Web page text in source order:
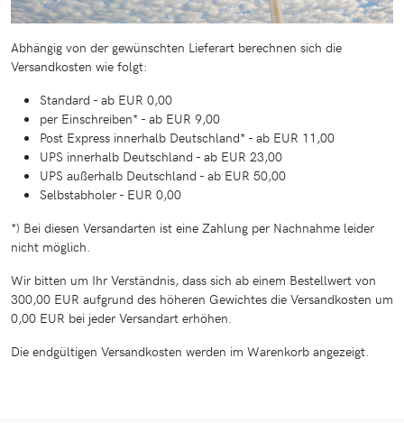
Abhängig von der gewünschten Lieferart berechnen sich die
Versandkosten wie folgt:
Standard - ab EUR 0,00
per Einschreiben* - ab EUR 9,00
Post Express innerhalb Deutschland* - ab EUR 11,00
UPS innerhalb Deutschland - ab EUR 23,00
UPS außerhalb Deutschland - ab EUR 50,00
Selbstabholer - EUR 0,00
*) Bei diesen Versandarten ist eine Zahlung per Nachnahme leider
nicht möglich.
Wir bitten um Ihr Verständnis, dass sich ab einem Bestellwert von
300,00 EUR aufgrund des höheren Gewichtes die Versandkosten um
0,00 EUR bei jeder Versandart erhöhen.
Die endgültigen Versandkosten werden im Warenkorb angezeigt.